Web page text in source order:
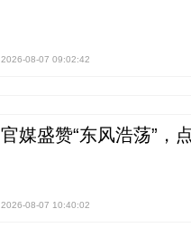
2026-08-07 09:02:42
官媒盛赞“东风浩荡”，
2026-08-07 10:40:02